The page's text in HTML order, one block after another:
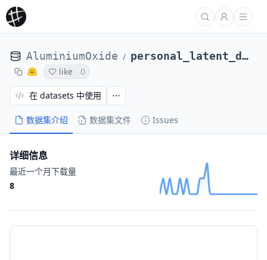
AluminiumOxide / personal_latent_diffusion
like 0
数据集介绍 数据集文件 Issues
在 datasets 中使用
详细信息
最近一个月下载量
8